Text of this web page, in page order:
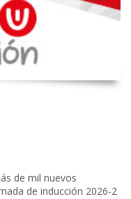
de mil nuevos
de inducción 2026-2